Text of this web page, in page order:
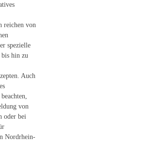
reichen von
spezielle
bis hin zu
Auch
von
oder bei
Nordrhein-